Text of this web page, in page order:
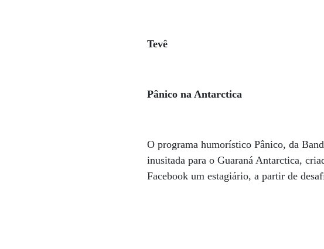
Tevê
Pânico na Antarctica
O programa humorístico Pânico, da
inusitada para o Guaraná Antarctica,
Facebook um estagiário, a partir de